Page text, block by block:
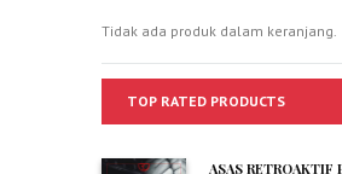
Tidak ada produk dalam keranjang.
TOP RATED PRODUCTS
ASAS RETROAKTIF